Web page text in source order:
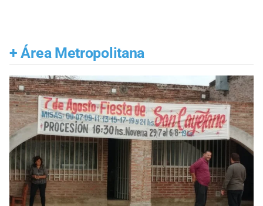
+ Área Metropolitana